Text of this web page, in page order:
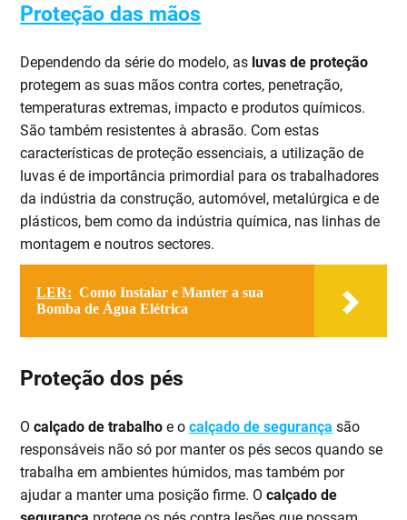
Proteção das mãos
Dependendo da série do modelo, as luvas de proteção
protegem as suas mãos contra cortes, penetração,
temperaturas extremas, impacto e produtos químicos.
São também resistentes à abrasão. Com estas
características de proteção essenciais, a utilização de
luvas é de importância primordial para os trabalhadores
da indústria da construção, automóvel, metalúrgica e de
plásticos, bem como da indústria química, nas linhas de
montagem e noutros sectores.
LER: Como Instalar e Manter a sua
Bomba de Água Elétrica
Proteção dos pés
Ocalçado de trabalho e ocalçado de segurança são
responsáveis não só por manter os pés secos quando se
trabalha em ambientes húmidos, mas também por
ajudar a manter uma posição firme. Ocalçado de